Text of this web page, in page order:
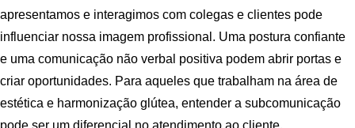
apresentamos e interagimos com colegas e clientes pode
influenciar nossa imagem profissional. Uma postura confiante
e uma comunicação não verbal positiva podem abrir portas e
criar oportunidades. Para aqueles que trabalham na área de
estética e harmonização glútea, entender a subcomunicação
pode ser um diferencial no atendimento ao cliente.